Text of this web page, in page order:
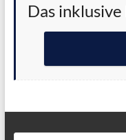
Das